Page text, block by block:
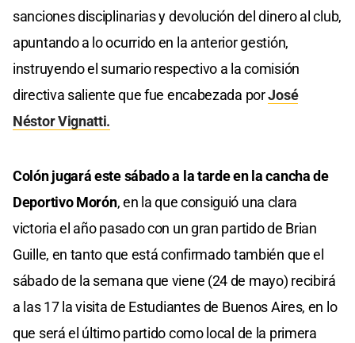
sanciones disciplinarias y devolución del dinero al club,
apuntando a lo ocurrido en la anterior gestión,
instruyendo el sumario respectivo a la comisión
directiva saliente que fue encabezada porJosé
Néstor Vignatti.
Colón jugará este sábado a la tarde en la cancha de
Deportivo Morón, en la que consiguió una clara
victoria el año pasado con un gran partido de Brian
Guille, en tanto que está confirmado también que el
sábado de la semana que viene (24 de mayo) recibirá
a las 17 la visita de Estudiantes de Buenos Aires, en lo
que será el último partido como local de la primera